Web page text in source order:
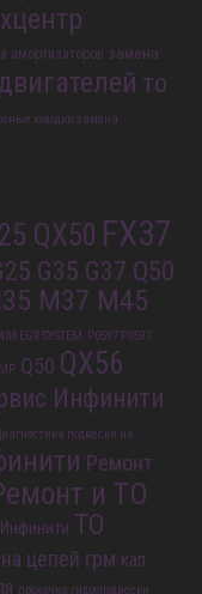
замена
то
QX50FX37
G35 G37 Q50
M37 M45
EGR SYSTEM P0597 P0597
Q50
QX56
Инфинити
подвески на
Ремонт
и ТО
ТО
цепей грм